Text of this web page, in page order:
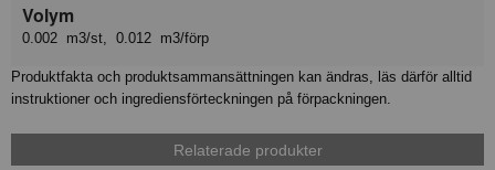
Volym
0.002 m3/st, 0.012 m3/förp
Produktfakta och produktsammansättningen kan ändras, läs därför alltid
instruktioner och ingrediensförteckningen på förpackningen.
Relaterade produkter